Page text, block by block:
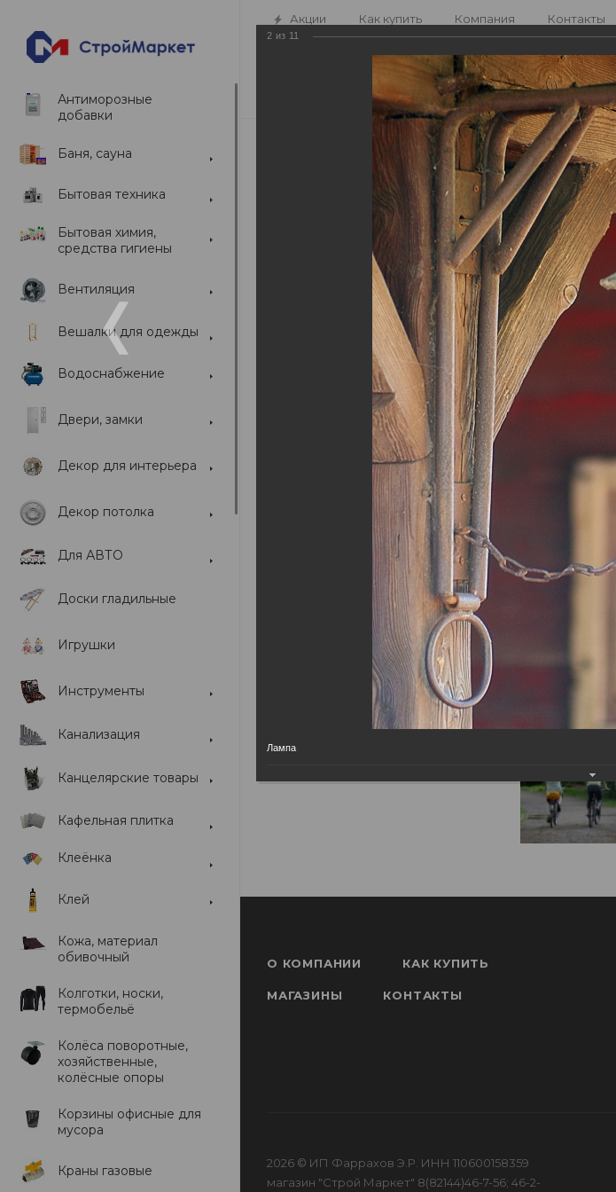
Акции Как купить Компания Контакты
Антиморозные
добавки
Баня, сауна
Бытовая техника
Бытовая химия,
средства гигиены
Вентиляция
Вешалки для одежды
Водоснабжение
Двери, замки
Декор для интерьера
Декор потолка
Для АВТО
Доски гладильные
Игрушки
Инструменты
Канализация
Канцелярские товары
Кафельная плитка
Клеёнка
Клей
Кожа, материал
обивочный
Колготки, носки,
термобельё
Колёса поворотные,
хозяйственные,
колёсные опоры
Корзины офисные для
мусора
Краны газовые
Социальная сеть — Дмитрий — Фото —
Профиль
Личная страница
О КОМПАНИИ КАК КУПИТЬ
МАГАЗИНЫ КОНТАКТЫ
2026 © ИП Фаррахов Э.Р. ИНН 110600158359
магазин "Строй Маркет" 8(82144)46-7-56; 46-2-
2 из 11
Лампа